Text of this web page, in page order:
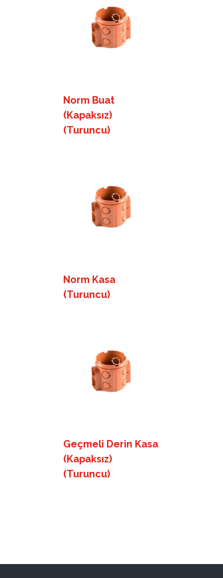
Norm Buat
(Kapaksız)
(Turuncu)
Norm Kasa
(Turuncu)
Geçmeli Derin Kasa
(Kapaksız)
(Turuncu)